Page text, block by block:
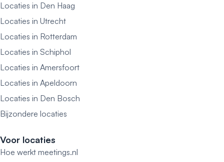
Locaties in Den Haag
Locaties in Utrecht
Locaties in Rotterdam
Locaties in Schiphol
Locaties in Amersfoort
Locaties in Apeldoorn
Locaties in Den Bosch
Bijzondere locaties
Voor locaties
Hoe werkt meetings.nl